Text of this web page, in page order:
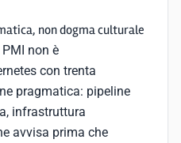
non dogma culturale
non è
con trenta
pragmatica: pipeline
infrastruttura
avvisa prima che